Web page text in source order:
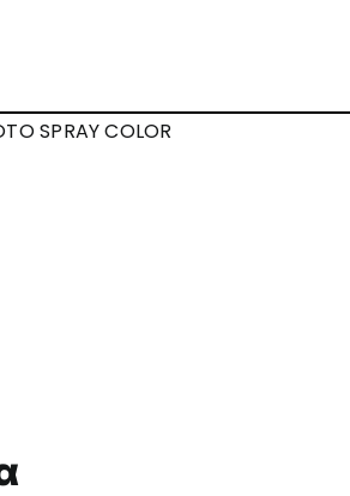
SPRAY COLOR